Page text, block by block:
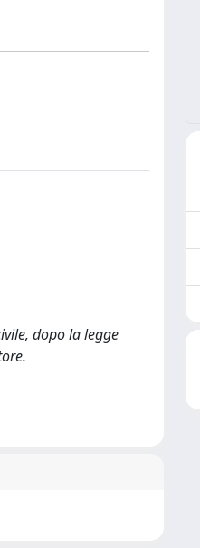
dopo la legge